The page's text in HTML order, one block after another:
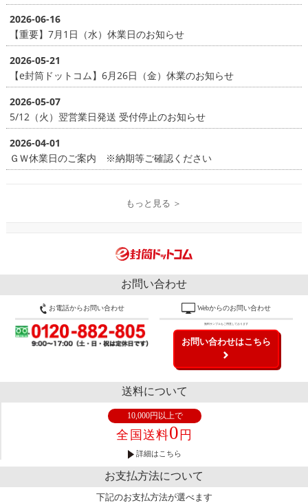
2026-06-16
【重要】7月1日（水）休業日のお知らせ
2026-05-21
【e封筒ドットコム】6月26日（金）休業のお知らせ
2026-05-07
5/12（火）翌営業日発送 受付停止のお知らせ
2026-04-01
ＧＷ休業日のご案内 ※納期等ご確認ください
もっと見る ＞
お問い合わせ
お電話からお問い合わせ Webからのお問い合わせ
無料サンプルもご用意しております
お問い合わせはこちら
送料について
10,000円以上で
全国送料0 円
詳細はこちら
お支払方法について
下記のお支払方法が選べます